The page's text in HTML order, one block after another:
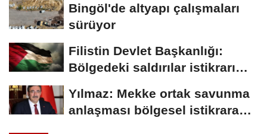
Bingöl'de altyapı çalışmaları
sürüyor
Filistin Devlet Başkanlığı:
Bölgedeki saldırılar istikrarı
Yılmaz: Mekke ortak savunma
anlaşması bölgesel istikrara